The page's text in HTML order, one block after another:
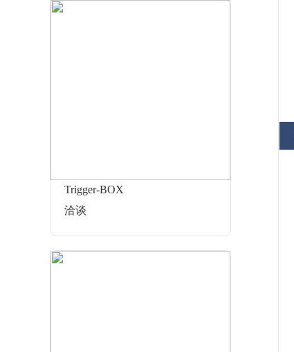
Trigger-BOX
洽谈